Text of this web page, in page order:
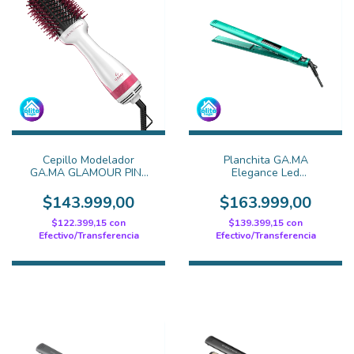
Cepillo Modelador
GA.MA GLAMOUR PINK
$143.999,00
$122.399,15 con
Efectivo/Transferencia
Planchita GA.MA
Elegance Led
$163.999,00
$139.399,15 con
Efectivo/Transferencia